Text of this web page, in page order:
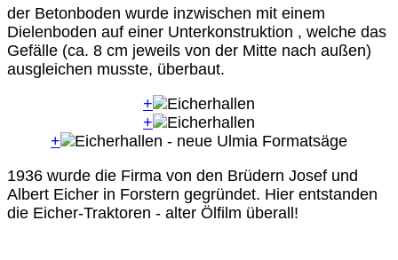
der Betonboden wurde inzwischen mit einem
Dielenboden auf einer Unterkonstruktion , welche das
Gefälle (ca. 8 cm jeweils von der Mitte nach außen)
ausgleichen musste, überbaut.
+
+
+
1936 wurde die Firma von den Brüdern Josef und
Albert Eicher in Forstern gegründet. Hier entstanden
die Eicher-Traktoren - alter Ölfilm überall!